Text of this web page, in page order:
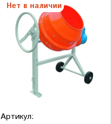
Нет в наличии
Артикул: